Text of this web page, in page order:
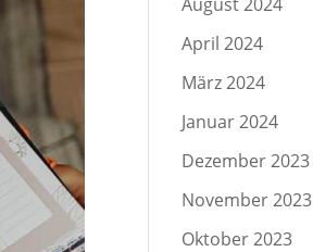
April 2024
März 2024
Januar 2024
Dezember 2023
November 2023
Oktober 2023